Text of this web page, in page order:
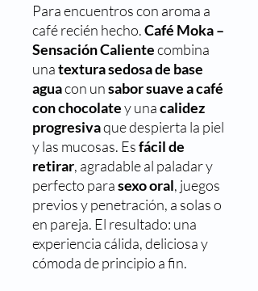
Para encuentros con aroma a
café recién hecho.Café Moka –
Sensación Calientecombina
unatextura sedosa de base
aguacon unsabor suave a café
con chocolatey unacalidez
progresivaque despierta la piel
y las mucosas. Esfácil de
retirar, agradable al paladar y
perfecto parasexo oral, juegos
previos y penetración, a solas o
en pareja. El resultado: una
experiencia cálida, deliciosa y
cómoda de principio a fin.